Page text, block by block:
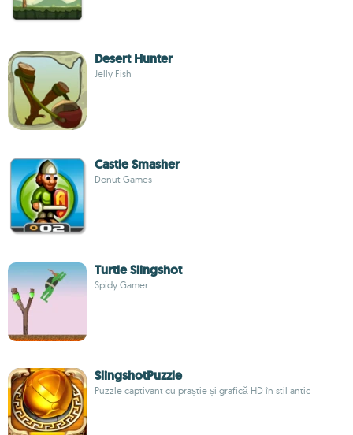
Desert Hunter
Jelly Fish
Castle Smasher
Donut Games
Turtle Slingshot
Spidy Gamer
SlingshotPuzzle
Puzzle captivant cu praștie și grafică HD în stil antic